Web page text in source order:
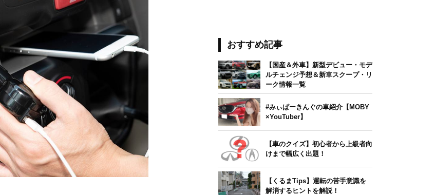
おすすめ記事
【国産＆外車】新型デビュー・モデ
ルチェンジ予想＆新車スクープ・リ
ーク情報一覧
#みぃぱーきんぐの車紹介【MOBY
×YouTuber】
【車のクイズ】初心者から上級者向
けまで幅広く出題！
【くるまTips】運転の苦手意識を
解消するヒントを解説！